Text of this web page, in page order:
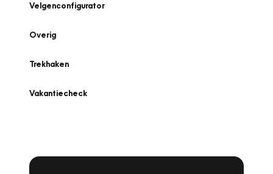
Velgenconfigurator
Overig
Trekhaken
Vakantiecheck